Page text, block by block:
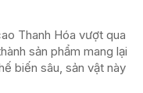
Thanh Hóa vượt qua
sản phẩm mang lại
biến sâu, sản vật này